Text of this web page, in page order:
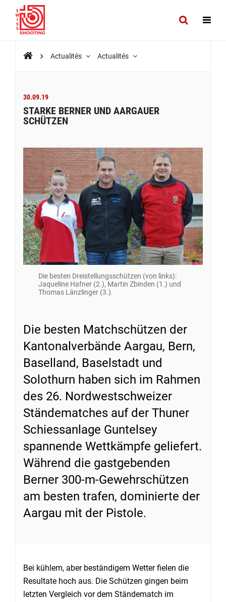
Actualités Actualités
30.09.19
STARKE BERNER UND AARGAUER
SCHÜTZEN
Die besten Dreistellungsschützen (von links):
Jaqueline Hafner (2.), Martin Zbinden (1.) und
Thomas Länzlinger (3.).
Die besten Matchschützen der
Kantonalverbände Aargau, Bern,
Baselland, Baselstadt und
Solothurn haben sich im Rahmen
des 26. Nordwestschweizer
Ständematches auf der Thuner
Schiessanlage Guntelsey
spannende Wettkämpfe geliefert.
Während die gastgebenden
Berner 300-m-Gewehrschützen
am besten trafen, dominierte der
Aargau mit der Pistole.
Bei kühlem, aber beständigem Wetter fielen die
Resultate hoch aus. Die Schützen gingen beim
letzten Vergleich vor dem Ständematch im